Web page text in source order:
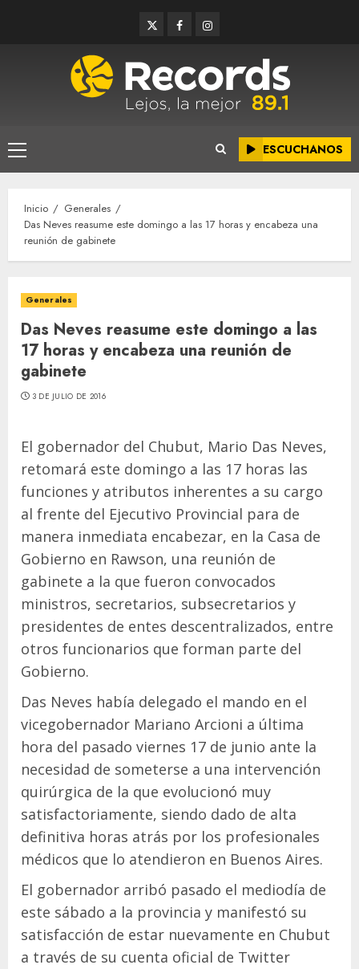
TwitterFacebookInstagram
Menú
principal
ESCUCHANOS
Inicio
Generales
Das Neves reasume este domingo a las 17 horas y encabeza una
reunión de gabinete
Generales
Das Neves reasume este domingo a las
17 horas y encabeza una reunión de
gabinete
3 DE JULIO DE 2016
El gobernador del Chubut, Mario Das Neves,
retomará este domingo a las 17 horas las
funciones y atributos inherentes a su cargo
al frente del Ejecutivo Provincial para de
manera inmediata encabezar, en la Casa de
Gobierno en Rawson, una reunión de
gabinete a la que fueron convocados
ministros, secretarios, subsecretarios y
presidentes de entes descentralizados, entre
otros funcionarios que forman parte del
Gobierno.
Das Neves había delegado el mando en el
vicegobernador Mariano Arcioni a última
hora del pasado viernes 17 de junio ante la
necesidad de someterse a una intervención
quirúrgica de la que evolucionó muy
satisfactoriamente, siendo dado de alta
definitiva horas atrás por los profesionales
médicos que lo atendieron en Buenos Aires.
El gobernador arribó pasado el mediodía de
este sábado a la provincia y manifestó su
satisfacción de estar nuevamente en Chubut
a través de su cuenta oficial de Twitter